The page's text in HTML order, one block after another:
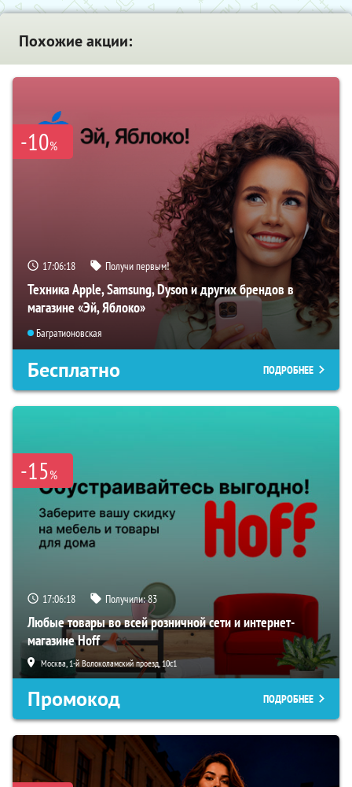
Похожие акции:
-10%
17:06:17 Получи первым!
Техника Apple, Samsung, Dyson и других брендов в
магазине «Эй, Яблоко»
Багратионовская
Бесплатно ПОДРОБНЕЕ
-15%
17:06:17 Получили:83
Любые товары во всей розничной сети и интернет-
магазине Hoff
Москва, 1-й Волоколамский проезд, 10с1
Промокод ПОДРОБНЕЕ